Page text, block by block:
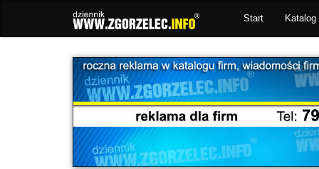
Start Katalog